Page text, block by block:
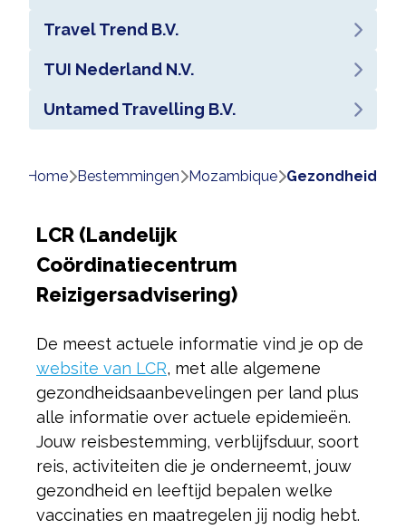
Travel Trend B.V.
TUI Nederland N.V.
Untamed Travelling B.V.
Home bestemmingen mozambique gezondheid
LCR (Landelijk
Coördinatiecentrum
Reizigersadvisering)
De meest actuele informatie vind je op de
website van LCR, met alle algemene
gezondheidsaanbevelingen per land plus
alle informatie over actuele epidemieën.
Jouw reisbestemming, verblijfsduur, soort
reis, activiteiten die je onderneemt, jouw
gezondheid en leeftijd bepalen welke
vaccinaties en maatregelen jij nodig hebt.